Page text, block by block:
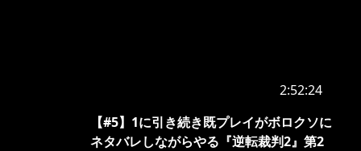
2:52:24
【#5】1に引き続き既プレイがボロクソに
ネタバレしながらやる『逆転裁判2』第2